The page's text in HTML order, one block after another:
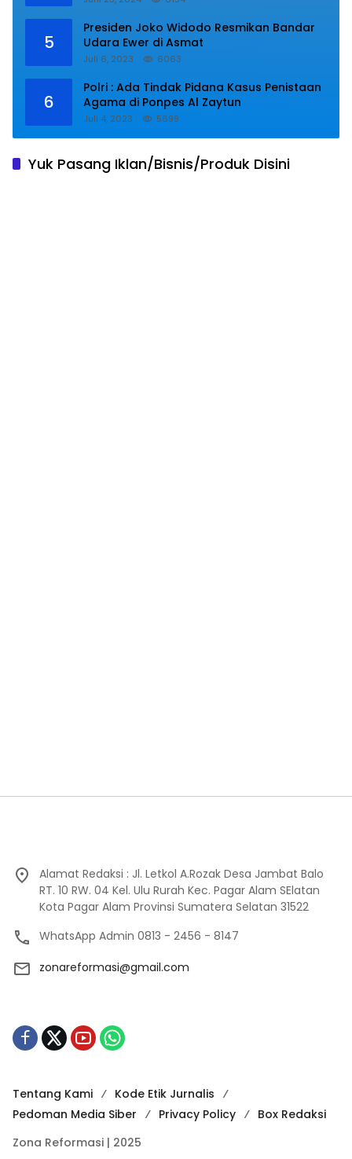
5
Presiden Joko Widodo Resmikan Bandar
Udara Ewer di Asmat
Juli 6, 2023 6063
6
Polri : Ada Tindak Pidana Kasus Penistaan
Agama di Ponpes Al Zaytun
Juli 4, 2023 5699
Yuk Pasang Iklan/Bisnis/Produk Disini
Alamat Redaksi : Jl. Letkol A.Rozak Desa Jambat Balo
RT. 10 RW. 04 Kel. Ulu Rurah Kec. Pagar Alam SElatan
Kota Pagar Alam Provinsi Sumatera Selatan 31522
WhatsApp Admin 0813 - 2456 - 8147
zonareformasi@gmail.com
Tentang Kami
Kode Etik Jurnalis
Pedoman Media Siber
Privacy Policy
Box Redaksi
Zona Reformasi | 2025